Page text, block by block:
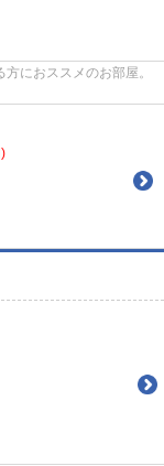
におススメのお部屋。